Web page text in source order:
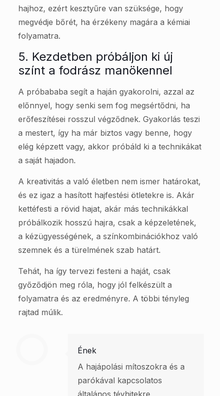
hajhoz, ezért kesztyűre van szüksége, hogy
megvédje bőrét, ha érzékeny magára a kémiai
folyamatra.
5. Kezdetben próbáljon ki új
színt a fodrász manökennel
A próbababa segít a haján gyakorolni, azzal az
előnnyel, hogy senki sem fog megsértődni, ha
erőfeszítései rosszul végződnek. Gyakorlás teszi
a mestert, így ha már biztos vagy benne, hogy
elég képzett vagy, akkor próbáld ki a technikákat
a saját hajadon.
A kreativitás a való életben nem ismer határokat,
és ez igaz a hasított hajfestési ötletekre is. Akár
kettéfesti a rövid hajat, akár más technikákkal
próbálkozik hosszú hajra, csak a képzeletének,
a kézügyességének, a színkombinációkhoz való
szemnek és a türelmének szab határt.
Tehát, ha így tervezi festeni a haját, csak
győződjön meg róla, hogy jól felkészült a
folyamatra és az eredményre. A többi tényleg
rajtad múlik.
Ének
A hajápolási mítoszokra és a
parókával kapcsolatos
általános tévhitekre